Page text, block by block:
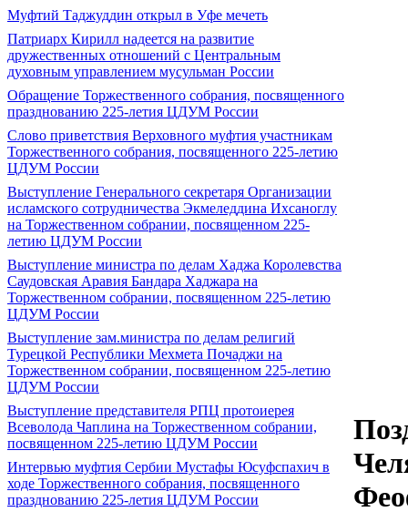
Муфтий Таджуддин открыл в Уфе мечеть
Патриарх Кирилл надеется на развитие
дружественных отношений с Центральным
духовным управлением мусульман России
Обращение Торжественного собрания, посвященного
празднованию 225-летия ЦДУМ России
Слово приветствия Верховного муфтия участникам
Торжественного собрания, посвященного 225-летию
ЦДУМ России
Выступление Генерального секретаря Организации
исламского сотрудничества Экмеледдина Ихсаноглу
на Торжественном собрании, посвященном 225-
летию ЦДУМ России
Выступление министра по делам Хаджа Королевства
Саудовская Аравия Бандара Хаджара на
Торжественном собрании, посвященном 225-летию
ЦДУМ России
Выступление зам.министра по делам религий
Турецкой Республики Мехмета Почаджи на
Торжественном собрании, посвященном 225-летию
ЦДУМ России
Выступление представителя РПЦ протоиерея
Всеволода Чаплина на Торжественном собрании,
посвященном 225-летию ЦДУМ России
Интервью муфтия Сербии Мустафы Юсуфспахич в
ходе Торжественного собрания, посвященного
празднованию 225-летия ЦДУМ России